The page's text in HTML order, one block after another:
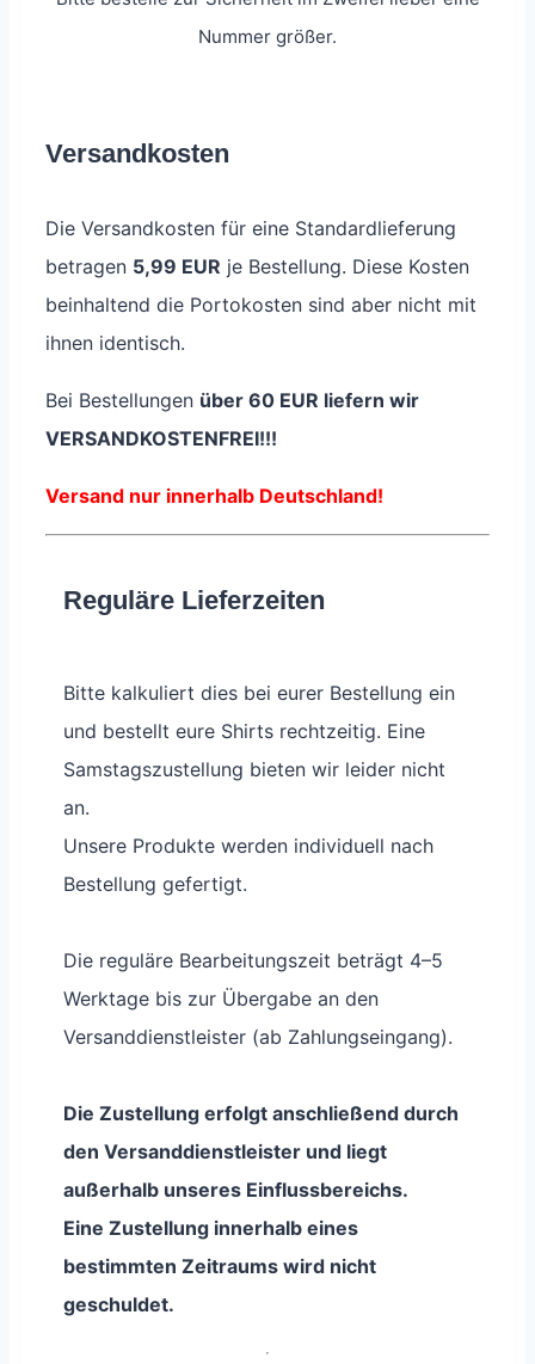
Nummer größer.
Versandkosten
Die Versandkosten für eine Standardlieferung
betragen 5,99 EUR je Bestellung. Diese Kosten
beinhaltend die Portokosten sind aber nicht mit
ihnen identisch.
Bei Bestellungen über 60 EUR liefern wir
VERSANDKOSTENFREI!!!
Versand nur innerhalb Deutschland!
Reguläre Lieferzeiten
Bitte kalkuliert dies bei eurer Bestellung ein
und bestellt eure Shirts rechtzeitig. Eine
Samstagszustellung bieten wir leider nicht
an.
Unsere Produkte werden individuell nach
Bestellung gefertigt.
Die reguläre Bearbeitungszeit beträgt 4–5
Werktage bis zur Übergabe an den
Versanddienstleister (ab Zahlungseingang).
Die Zustellung erfolgt anschließend durch
den Versanddienstleister und liegt
außerhalb unseres Einflussbereichs.
Eine Zustellung innerhalb eines
bestimmten Zeitraums wird nicht
geschuldet.